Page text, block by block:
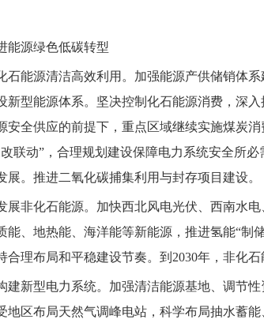
能源绿色低碳转型
石能源清洁高效利用。加强能源产供储销体
新型能源体系。坚决控制化石能源消费，深
安全供应的前提下，重点区域继续实施煤炭
联动”，合理规划建设保障电力系统安全所
展。推进二氧化碳捕集利用与封存项目建设。
展非化石能源。加快西北风电光伏、西南水
能、地热能、海洋能等新能源，推进氢能“
合理布局和平稳建设节奏。到2030年，非化石
建新型电力系统。加强清洁能源基地、调节
地区布局天然气调峰电站，科学布局抽水蓄